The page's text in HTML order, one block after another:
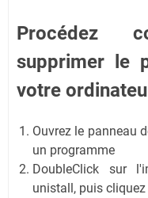
Procédez
supprimer le
votre
Ouvrez le panneau
un programme
DoubleClick sur
unistall, puis cliquez